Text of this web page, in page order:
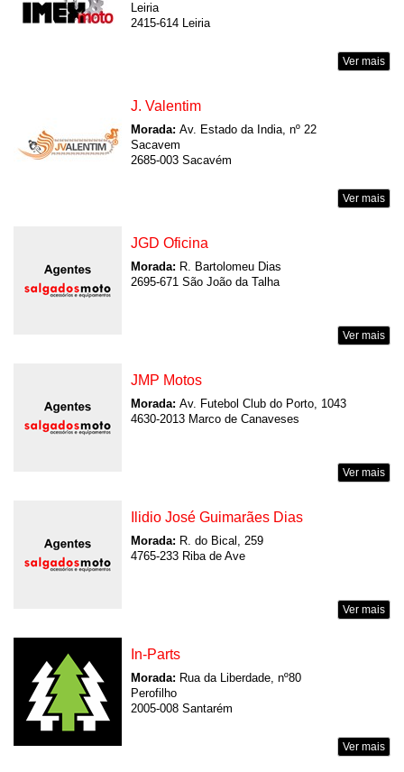
Leiria
2415-614 Leiria
Ver mais
J. Valentim
Morada: Av. Estado da India, nº 22
Sacavem
2685-003 Sacavém
Ver mais
JGD Oficina
Morada: R. Bartolomeu Dias
2695-671 São João da Talha
Ver mais
JMP Motos
Morada: Av. Futebol Club do Porto, 1043
4630-2013 Marco de Canaveses
Ver mais
Ilidio José Guimarães Dias
Morada: R. do Bical, 259
4765-233 Riba de Ave
Ver mais
In-Parts
Morada: Rua da Liberdade, nº80
Perofilho
2005-008 Santarém
Ver mais